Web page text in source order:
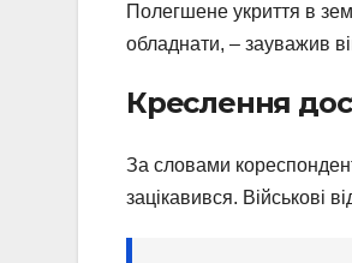
Полегшене укриття в
обладнати, – зауважив
Креслення
За словами
зацікавився. Військові